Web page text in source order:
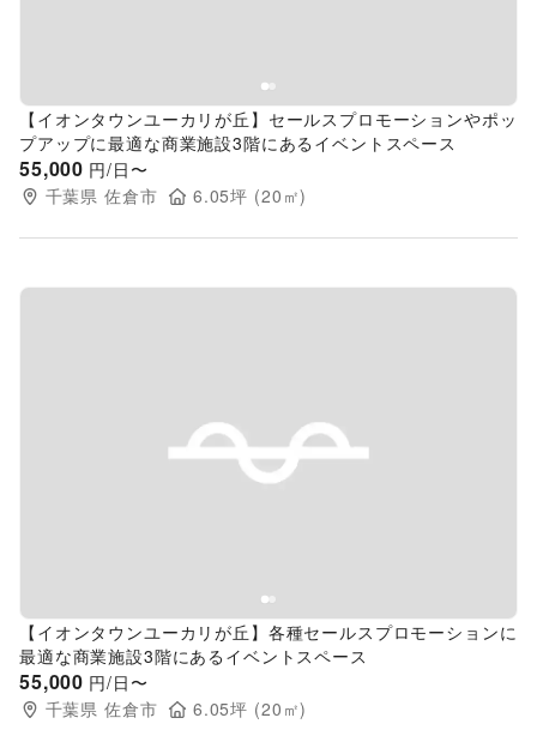
【イオンタウンユーカリが丘】セールスプロモーションやポッ
プアップに最適な商業施設3階にあるイベントスペース
55,000 円/日〜
千葉県 佐倉市 6.05坪 (20 ㎡)
Previous slide
【イオンタウンユーカリが丘】各種セールスプロモーションに
最適な商業施設3階にあるイベントスペース
55,000 円/日〜
千葉県 佐倉市 6.05坪 (20 ㎡)